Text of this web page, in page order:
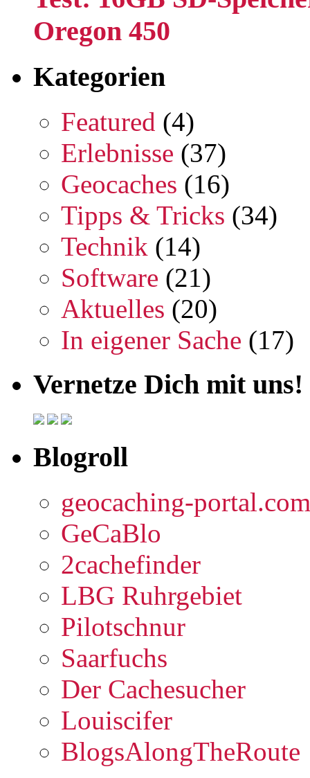
Oregon 450
Kategorien
Featured (4)
Erlebnisse (37)
Geocaches (16)
Tipps & Tricks (34)
Technik (14)
Software (21)
Aktuelles (20)
In eigener Sache (17)
Vernetze Dich mit uns!
Blogroll
geocaching-portal.com
GeCaBlo
2cachefinder
LBG Ruhrgebiet
Pilotschnur
Saarfuchs
Der Cachesucher
Louiscifer
BlogsAlongTheRoute